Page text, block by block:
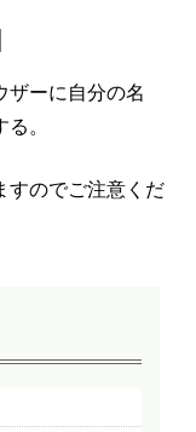
ザーに自分の名
。
すのでご注意くだ